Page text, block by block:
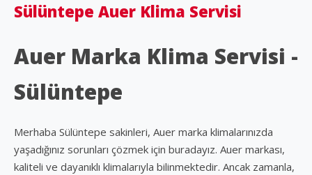
Sülüntepe Auer Klima Servisi
Auer Marka Klima Servisi -
Sülüntepe
Merhaba Sülüntepe sakinleri, Auer marka klimalarınızda
yaşadığınız sorunları çözmek için buradayız. Auer markası,
kaliteli ve dayanıklı klimalarıyla bilinmektedir. Ancak zamanla,